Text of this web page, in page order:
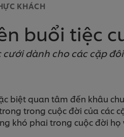
KHÁCH
buổi tiệc
dành cho các cặp
biệt quan tâm đến khâu
trong cuộc đời của các
khó phai trong cuộc đời họ